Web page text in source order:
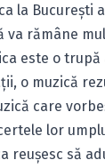
la Bucureşti
va rămâne
este o trupă
o muzică
care
lor
reuşesc să